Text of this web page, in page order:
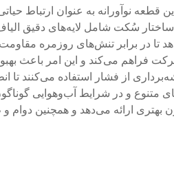
نوآورانه به عنوان ارتباط حیاتی
ساختار سُکت شامل لایه‌های دقیق
تا در برابر تنش‌های روزمره
فراهم می‌کند و این امر باعث
از فشار استفاده می‌کنند تا
متنوع و در شرایط آب‌وهوایی
بهتری ارائه می‌دهد و همچنین دوام